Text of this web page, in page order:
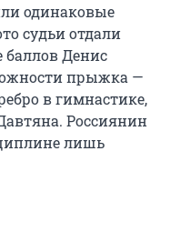
одинаковые
судьи отдали
баллов Денис
прыжка —
в гимнастике,
Россиянин
лишь